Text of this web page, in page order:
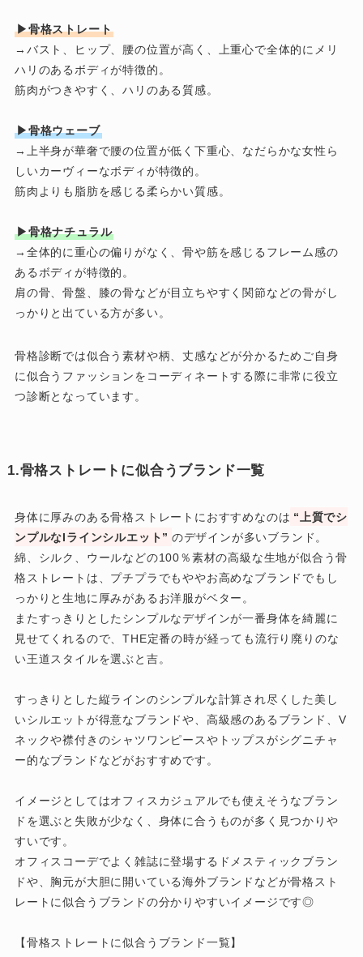
▶骨格ストレート
→バスト、ヒップ、腰の位置が高く、上重心で全体的にメリ
ハリのあるボディが特徴的。
筋肉がつきやすく、ハリのある質感。
▶骨格ウェーブ
→上半身が華奢で腰の位置が低く下重心、なだらかな女性ら
しいカーヴィーなボディが特徴的。
筋肉よりも脂肪を感じる柔らかい質感。
▶骨格ナチュラル
→全体的に重心の偏りがなく、骨や筋を感じるフレーム感の
あるボディが特徴的。
肩の骨、骨盤、膝の骨などが目立ちやすく関節などの骨がし
っかりと出ている方が多い。
骨格診断では似合う素材や柄、丈感などが分かるためご自身
に似合うファッションをコーディネートする際に非常に役立
つ診断となっています。
1.骨格ストレートに似合うブランド一覧
身体に厚みのある骨格ストレートにおすすめなのは “上質でシ
ンプルなIラインシルエット” のデザインが多いブランド。
綿、シルク、ウールなどの100％素材の高級な生地が似合う骨
格ストレートは、プチプラでもややお高めなブランドでもし
っかりと生地に厚みがあるお洋服がベター。
またすっきりとしたシンプルなデザインが一番身体を綺麗に
見せてくれるので、THE定番の時が経っても流行り廃りのな
い王道スタイルを選ぶと吉。
すっきりとした縦ラインのシンプルな計算され尽くした美し
いシルエットが得意なブランドや、高級感のあるブランド、V
ネックや襟付きのシャツワンピースやトップスがシグニチャ
ー的なブランドなどがおすすめです。
イメージとしてはオフィスカジュアルでも使えそうなブラン
ドを選ぶと失敗が少なく、身体に合うものが多く見つかりや
すいです。
オフィスコーデでよく雑誌に登場するドメスティックブラン
ドや、胸元が大胆に開いている海外ブランドなどが骨格スト
レートに似合うブランドの分かりやすいイメージです◎
【骨格ストレートに似合うブランド一覧】